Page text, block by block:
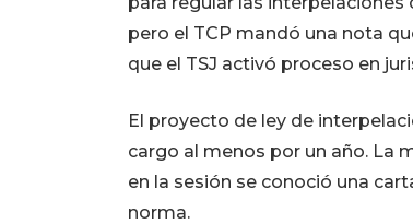
pero el TCP mandó una nota
que el TSJ activó proceso en
El proyecto de ley de
cargo al menos por un año. La
en la sesión se conoció una
norma.